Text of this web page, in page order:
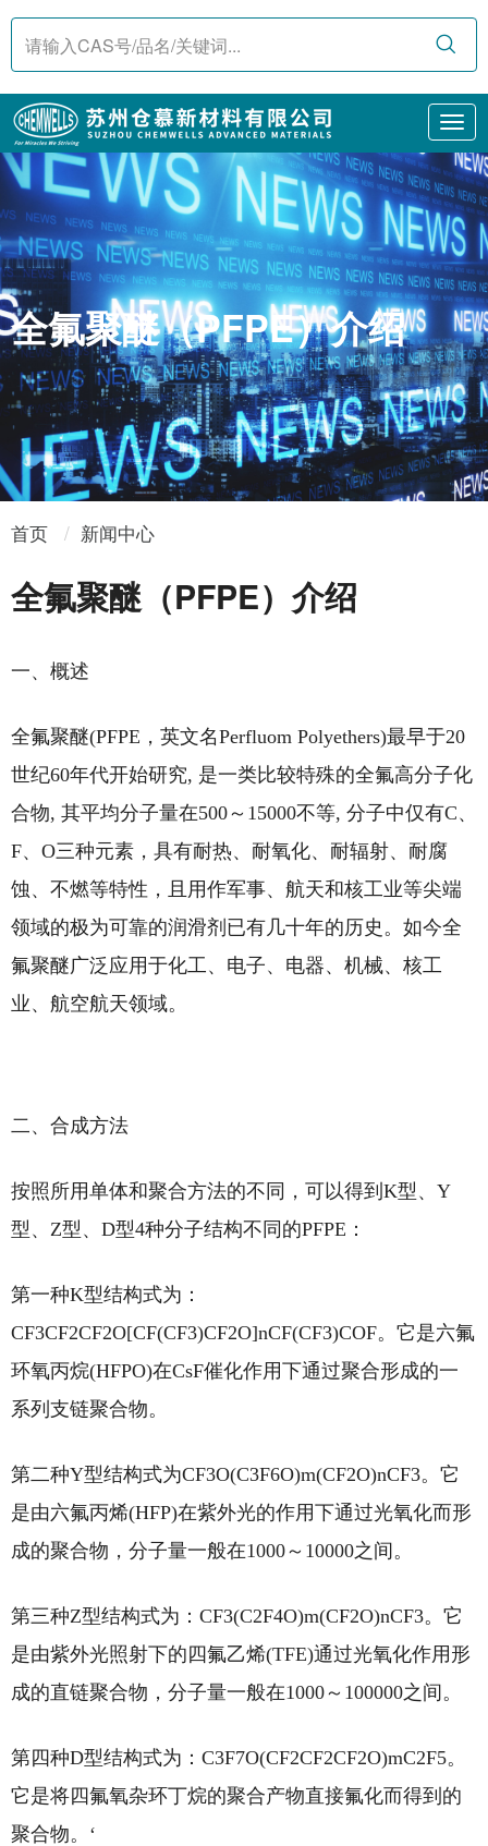
全氟聚醚（PFPE）介绍
首页 新闻中心
全氟聚醚（PFPE）介绍
一、概述
全氟聚醚(PFPE，英文名Perfluom Polyethers)最早于20
世纪60年代开始研究, 是一类比较特殊的全氟高分子化
合物, 其平均分子量在500～15000不等, 分子中仅有C、
F、O三种元素，具有耐热、耐氧化、耐辐射、耐腐
蚀、不燃等特性，且用作军事、航天和核工业等尖端
领域的极为可靠的润滑剂已有几十年的历史。如今全
氟聚醚广泛应用于化工、电子、电器、机械、核工
业、航空航天领域。
二、合成方法
按照所用单体和聚合方法的不同，可以得到K型、Y
型、Z型、D型4种分子结构不同的PFPE：
第一种K型结构式为：
CF3CF2CF2O[CF(CF3)CF2O]nCF(CF3)COF。它是六氟
环氧丙烷(HFPO)在CsF催化作用下通过聚合形成的一
系列支链聚合物。
第二种Y型结构式为CF3O(C3F6O)m(CF2O)nCF3。它
是由六氟丙烯(HFP)在紫外光的作用下通过光氧化而形
成的聚合物，分子量一般在1000～10000之间。
第三种Z型结构式为：CF3(C2F4O)m(CF2O)nCF3。它
是由紫外光照射下的四氟乙烯(TFE)通过光氧化作用形
成的直链聚合物，分子量一般在1000～100000之间。
第四种D型结构式为：C3F7O(CF2CF2CF2O)mC2F5。
它是将四氟氧杂环丁烷的聚合产物直接氟化而得到的
聚合物。‘